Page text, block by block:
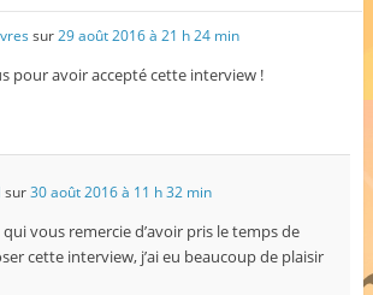
sur29 août 2016 à 21 h 24 min
pour avoir accepté cette interview !
sur30 août 2016 à 11 h 32 min
qui vous remercie d’avoir pris le temps de
cette interview, j’ai eu beaucoup de plaisir